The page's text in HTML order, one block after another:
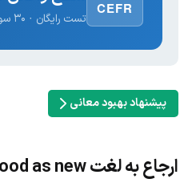
CEFR
تست رایگان · ۳۰ سوال · نتیجه فوری
پیشنهاد بهبود معانی
ارجاع به لغت as good as new